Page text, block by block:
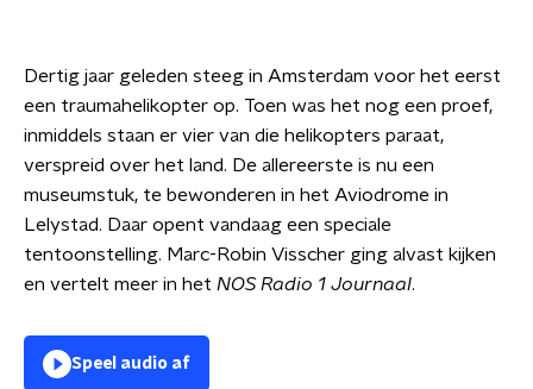
Dertig jaar geleden steeg in Amsterdam voor het eerst
een traumahelikopter op. Toen was het nog een proef,
inmiddels staan er vier van die helikopters paraat,
verspreid over het land. De allereerste is nu een
museumstuk, te bewonderen in het Aviodrome in
Lelystad. Daar opent vandaag een speciale
tentoonstelling. Marc-Robin Visscher ging alvast kijken
en vertelt meer in het NOS Radio 1 Journaal.
Speel audio af